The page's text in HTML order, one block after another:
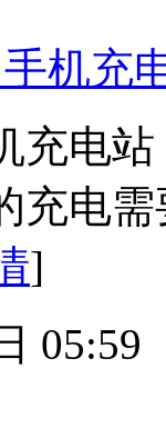
手机充
充电
充电
]
05:59